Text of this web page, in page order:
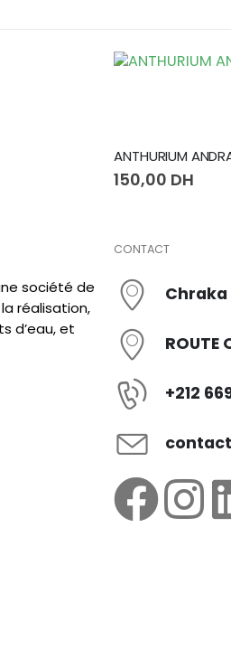
ZAMIOCULCAS
70,00DH
société de
réalisation,
d’eau, et
CONTACT
ROUTE
+212